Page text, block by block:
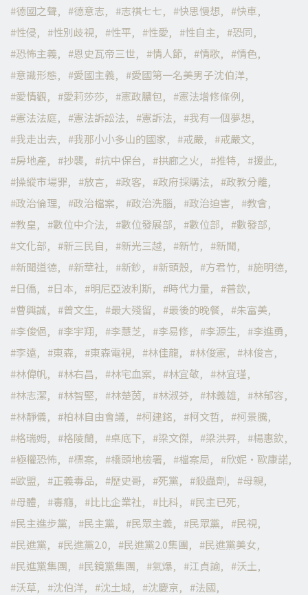
德國之聲
德意志 志祺七七 快思慢想
快車
性侵
性別歧視 性平 性愛 性自主
恐同
恐怖主義
恩史瓦帝三世 情人節 情歌
情色
意識形態
愛國主義
愛國第一名美男子沈伯洋
愛情觀
愛莉莎莎 憲政膿包
憲法增修條例
憲法法庭
憲法訴訟法 憲訴法
我有一個夢想
我走出去
我那小小多山的國家 戒嚴
戒嚴文
房地產
抄襲 抗中保台 拱廊之火 推特
援此
操縱市場罪
放言 政客 政府採購法
政教分離
政治倫理
政治檔案 政治洗腦 政治迫害
教會
教皇
數位中介法 數位發展部 數位部
數發部
文化部
新三民自 新光三越 新竹
新聞
新聞道德
新華社 新鈔 新頭殼 方君竹
施明德
日僑
日本 明尼亞波利斯 時代力量
普欽
曹興誠
曾文生 最大殘留 最後的晚餐
朱富美
李俊俋
李宇翔 李慧芝 李易修 李源生
李進勇
李遠
東森 東森電視 林佳龍 林俊憲
林俊言
林偉帆
林右昌 林宅血案 林宜敬
林宜瑾
林志潔
林智堅 林楚茵 林淑芬 林義雄
林郁容
林靜儀
柏林自由會議 柯建銘 柯文哲
柯景騰
格瑞姆
格陵蘭 桌底下 梁文傑 梁洪昇
楊惠欽
極權恐怖
標案 橋頭地檢署 檔案局
欣妮·歐康諾
歐盟
正義毒品 歷史哥 死黨 殺蟲劑
母親
母體
毒癮 比比企業社 比科
民主已死
民主進步黨
民主黨 民眾主義 民眾黨
民視
民進黨
民進黨2.0 民進黨2.0集團
民進黨美女
民進黨集團
民鏡黨集團 氣爆 江貞諭
沃土
沃草
沈伯洋 沈土城 沈慶京
法國